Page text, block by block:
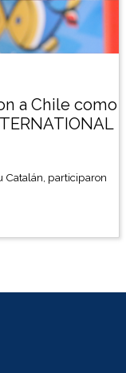
a Chile como
Catalán, participaron